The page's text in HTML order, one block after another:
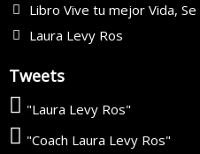
Libro Vive tu mejor Vida, Se
Laura Levy Ros
Tweets
"Laura Levy Ros"
"Coach Laura Levy Ros"